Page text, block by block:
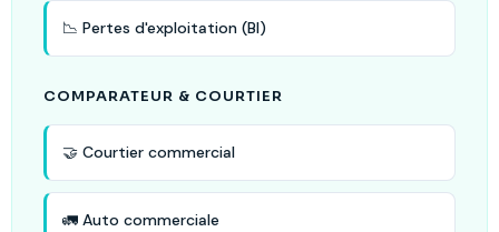
📉 Pertes d'exploitation (BI)
COMPARATEUR & COURTIER
🤝 Courtier commercial
🚛 Auto commerciale